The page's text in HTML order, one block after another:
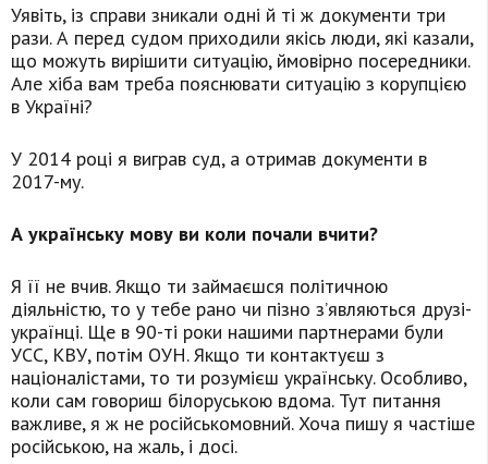
Уявіть, із справи зникали одні й ті ж документи три
рази. А перед судом приходили якісь люди, які казали,
що можуть вирішити ситуацію, ймовірно посередники.
Але хіба вам треба пояснювати ситуацію з корупцією
в Україні?
У 2014 році я виграв суд, а отримав документи в
2017-му.
А українську мову ви коли почали вчити?
Я її не вчив. Якщо ти займаєшся політичною
діяльністю, то у тебе рано чи пізно з’являються друзі-
українці. Ще в 90-ті роки нашими партнерами були
УСС, КВУ, потім ОУН. Якщо ти контактуєш з
націоналістами, то ти розумієш українську. Особливо,
коли сам говориш білоруською вдома. Тут питання
важливе, я ж не російськомовний. Хоча пишу я частіше
російською, на жаль, і досі.